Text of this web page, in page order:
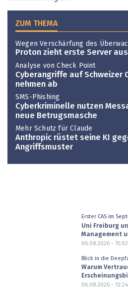
ZUM THEMA
Wegen Verschärfung des
Proton zieht erste Server
Analyse von Check Point
Cyberangriffe auf Schweizer
nehmen ab
SMS-Phishing
Cyberkriminelle nutzen
neue Betrugsmasche
Mehr Schutz für Claude
Anthropic rüstet seine KI
Angriffsmuster
Erster CAS im
Uni Freiburg
Management
06.08.2026 - 15:02
Blick in die
Warum
06.08.2026 - 12:24